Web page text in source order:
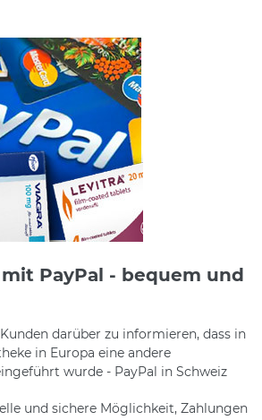
PayPal - bequem und
darüber zu informieren, dass in
in Europa eine andere
wurde - PayPal in Schweiz
und sichere Möglichkeit, Zahlungen